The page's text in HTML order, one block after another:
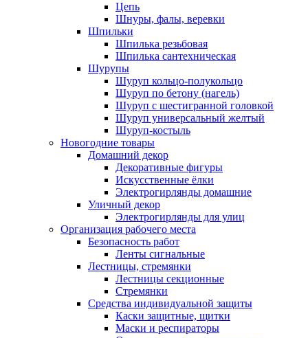
Цепь
Шнуры, фалы, веревки
Шпильки
Шпилька резьбовая
Шпилька сантехническая
Шурупы
Шуруп кольцо-полукольцо
Шуруп по бетону (нагель)
Шуруп с шестигранной головкой
Шуруп универсальный желтый
Шуруп-костыль
Новогодние товары
Домашний декор
Декоративные фигуры
Искусственные ёлки
Электрогирлянды домашние
Уличный декор
Электрогирлянды для улиц
Организация рабочего места
Безопасность работ
Ленты сигнальные
Лестницы, стремянки
Лестницы секционные
Стремянки
Средства индивидуальной защиты
Каски защитные, щитки
Маски и респираторы